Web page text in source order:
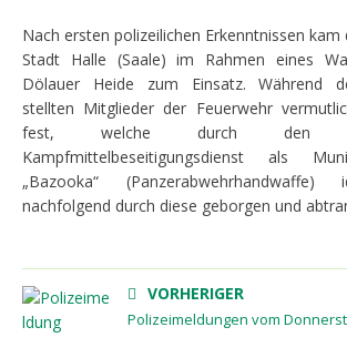
Nach ersten polizeilichen Erkenntnissen
Stadt Halle (Saale) im Rahmen eines
Dölauer Heide zum Einsatz. Während
stellten Mitglieder der Feuerwehr
fest, welche durch den
Kampfmittelbeseitigungsdienst als
„Bazooka“
nachfolgend durch diese geborgen und
VORHERIGER
Polizeimeldungen vom